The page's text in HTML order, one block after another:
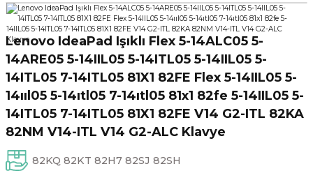
Lenovo IdeaPad Işıklı Flex 5-14ALC05 5-
14ARE05 5-14IIL05 5-14ITL05 5-14IIL05 5-
14ITL05 7-14ITL05 81X1 82FE Flex 5-14IIL05 5-
14ııl05 5-14ıtl05 7-14ıtl05 81x1 82fe 5-14IIL05 5-
14ITL05 7-14ITL05 81X1 82FE V14 G2-ITL 82KA
82NM V14-ITL V14 G2-ALC Klavye
82KQ 82KT 82H7 82SJ 82SH